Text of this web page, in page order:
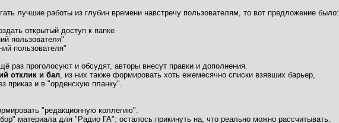
лучшие работы из глубин времени навстречу пользователям, то вот предложение было:
открытый доступ к папке
пользователя"
пользователя"
раз проголосуют и обсудят, авторы внесут правки и дополнения.
отклик и бал, из них также формировать хоть ежемесячно списки взявших барьер,
приказ и в "орденскую планку".
"редакционную коллегию".
материала для "Радио ГА": осталось прикинуть на, что реально можно рассчитывать.